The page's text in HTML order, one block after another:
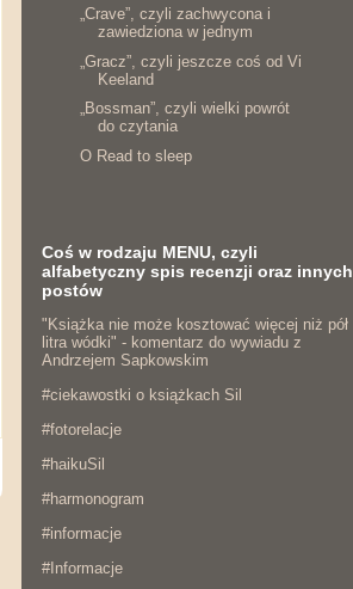
„Crave”, czyli zachwycona i
zawiedziona w jednym
„Gracz”, czyli jeszcze coś od Vi
Keeland
„Bossman”, czyli wielki powrót
do czytania
O Read to sleep
Coś w rodzaju MENU, czyli
alfabetyczny spis recenzji oraz innych
postów
"Książka nie może kosztować więcej niż pół
litra wódki" - komentarz do wywiadu z
Andrzejem Sapkowskim
#ciekawostki o książkach Sil
#fotorelacje
#haikuSil
#harmonogram
#informacje
#Informacje